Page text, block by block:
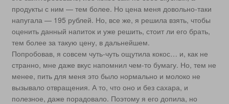
продукты с ним — тем более. Но цена меня довольно-таки
напугала — 195 рублей. Но, все же, я решила взять, чтобы
оценить данный напиток и уже решить, стоит ли его брать,
тем более за такую цену, в дальнейшем.
Попробовав, я совсем чуть-чуть ощутила кокос… и, как не
странно, мне даже вкус напомнил чем-то бумагу. Но, тем не
менее, пить для меня это было нормально и молоко не
вызывало отвращения. А то, что оно и без сахара, и
полезное, даже порадовало. Поэтому я его допила, но